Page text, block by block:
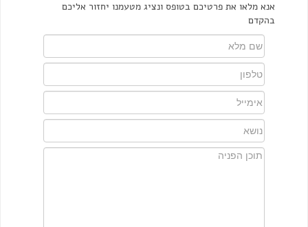
אנא מלאו את פרטיכם בטופס ונציג מטעמנו יחזור אליכם
בהקדם